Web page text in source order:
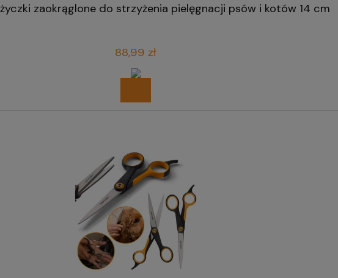
zaokrąglone do strzyżenia pielęgnacji psów i kotów 14 cm
88,99 zł